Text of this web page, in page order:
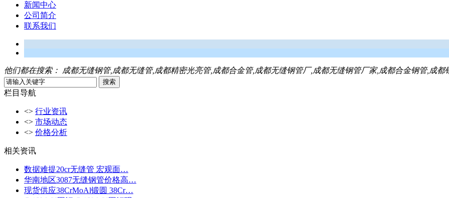
新闻中心
公司简介
联系我们
他们都在搜索： 成都无缝钢管,成都无缝管,成都精密光亮管,成都合金管,成都无缝钢管厂,成都无缝钢管厂家,成都合金钢管,成
栏目导航
<> 行业资讯
<> 市场动态
<> 价格分析
相关资讯
数据难提20cr无缝管 宏观面…
华南地区3087无缝钢管价格高…
现货供应38CrMoAl锻圆 38Cr…